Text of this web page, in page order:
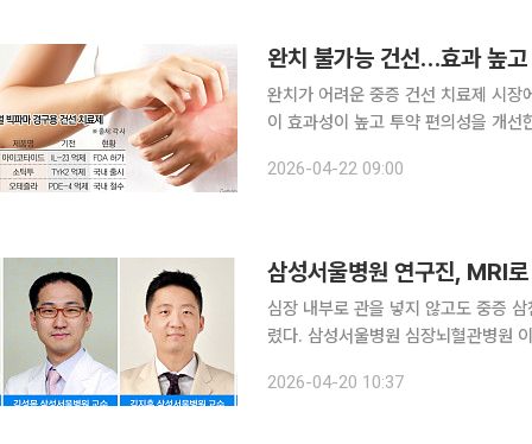
완치 불가능 건선…효과 높고
완치가 어려운 중증 건선 치료제 시장
이 효과성이 높고 투약 편의성을 개선한 차세
(J&J)이 최근 미국 식품의약국(FDA)
2026-04-22 09:00
삼성서울병원 연구진, MRI로
심장 내부로 관을 넣지 않고도 중증
렸다. 삼성서울병원 심장뇌혈관병원 이미징센터 박성지·김지훈 순환기내과 교수, 김성목 영상의학
중증 삼첨판막역류 환자의 우심방 압
2026-04-20 10:37